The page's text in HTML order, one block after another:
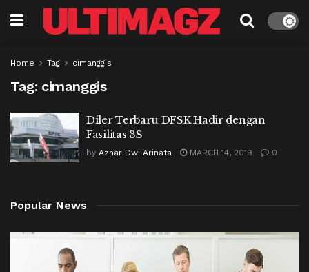
Home Tag cimanggis
Tag: cimanggis
Diler Terbaru DFSK Hadir dengan
Fasilitas 3S
by Azhar Dwi Arinata MARCH 14, 2019 0
Popular News